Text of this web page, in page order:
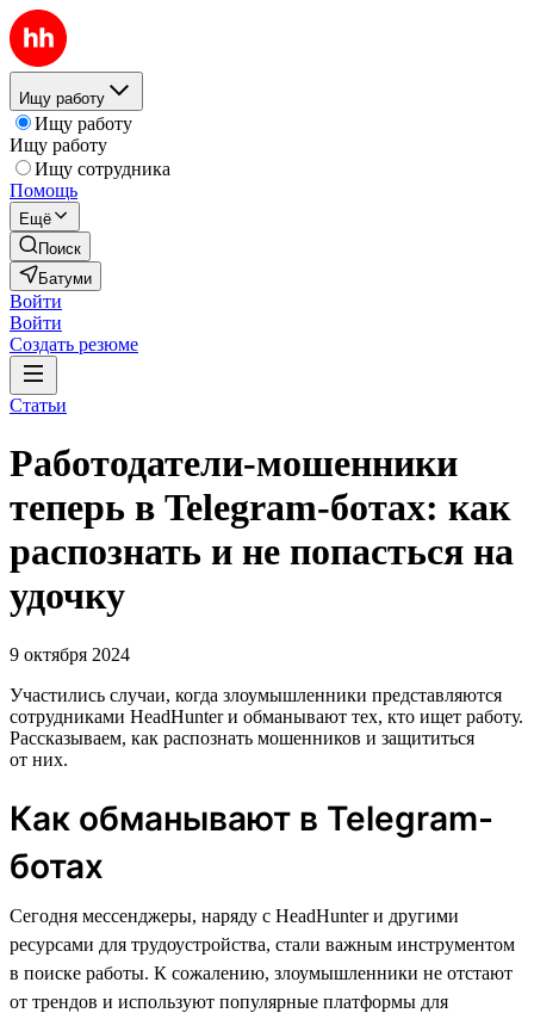
Ищу работу
Ищу работу
Ищу работу
Ищу сотрудника
Помощь
Ещё
Поиск
Батуми
Войти
Войти
Создать резюме
Статьи
Работодатели-мошенники
теперь в Telegram-ботах: как
распознать и не попасться на
удочку
9 октября 2024
Участились случаи, когда злоумышленники представляются
сотрудниками HeadHunter и обманывают тех, кто ищет работу.
Рассказываем, как распознать мошенников и защититься
от них.
Как обманывают в Telegram-
ботах
Сегодня мессенджеры, наряду с HeadHunter и другими
ресурсами для трудоустройства, стали важным инструментом
в поиске работы. К сожалению, злоумышленники не отстают
от трендов и используют популярные платформы для